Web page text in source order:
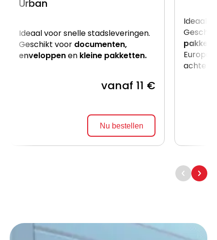
Urban
Ideaal voor snelle stadsleveringen.
Geschikt voor documenten,
enveloppenen kleine pakketten.
vanaf 11 €
Nu bestellen
Ideaal